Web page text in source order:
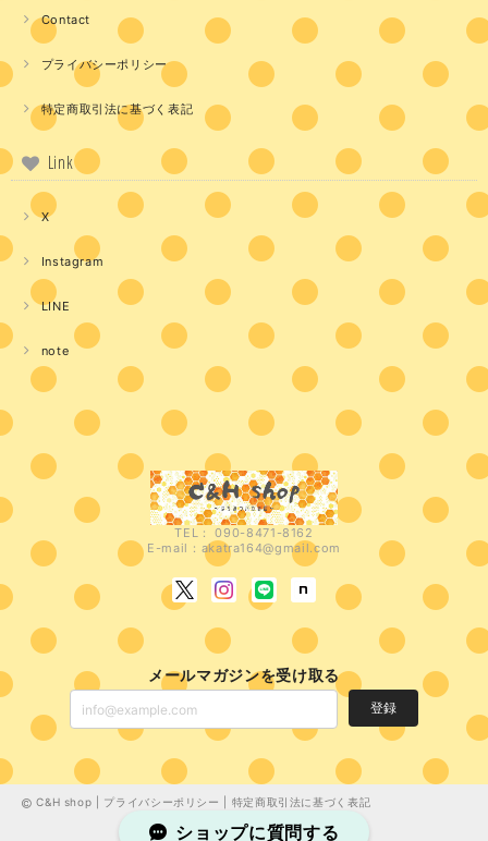
Contact
プライバシーポリシー
特定商取引法に基づく表記
Link
X
Instagram
LINE
note
TEL： 090-8471-8162
E-mail： akatra164@gmail.com
メールマガジンを受け取る
登録
C&H shop | プライバシーポリシー 特定商取引法に基づく表記
ショップに質問する